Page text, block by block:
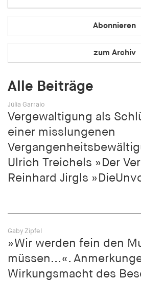
Abonnieren
zum Archiv
Alle Beiträge
Júlia Garraio
Vergewaltigung als
einer misslungenen
Ulrich Treichels »Der
Reinhard Jirgls
Gaby Zipfel
»Wir werden fein den
müssen...«.
Wirkungsmacht des
Speichert den
für Cookies auf der aktuellen
fe_typo_user
Name:
fe_typo_user
Anbieter:
hamburger-edition.de
Cookie Laufzeit:
Sitzung
fonts_loaded
hamburger-edition.de